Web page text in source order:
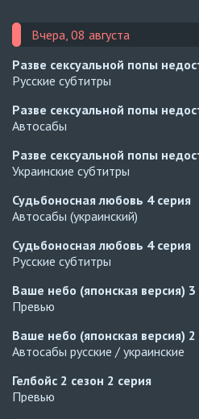
Вчера, 08 августа
Разве сексуальной попы
Русские субтитры
Разве сексуальной попы
Автосабы
Разве сексуальной попы
Украинские субтитры
Судьбоносная любовь 4 серия
Автосабы (украинский)
Судьбоносная любовь 4 серия
Русские субтитры
Ваше небо (японская версия) 3
Превью
Ваше небо (японская версия) 2
Автосабы русские / украинские
Гелбойс 2 сезон 2 серия
Превью